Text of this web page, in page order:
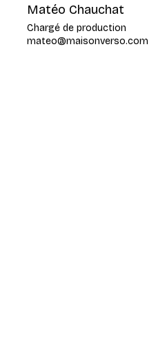
Matéo Chauchat
Chargé de production
mateo@maisonverso.com